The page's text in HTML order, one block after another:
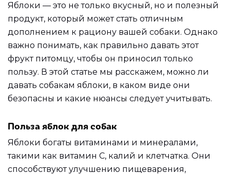
Яблоки — это не только вкусный, но и полезный
продукт, который может стать отличным
дополнением к рациону вашей собаки. Однако
важно понимать, как правильно давать этот
фрукт питомцу, чтобы он приносил только
пользу. В этой статье мы расскажем, можно ли
давать собакам яблоки, в каком виде они
безопасны и какие нюансы следует учитывать.
Польза яблок для собак
Яблоки богаты витаминами и минералами,
такими как витамин С, калий и клетчатка. Они
способствуют улучшению пищеварения,